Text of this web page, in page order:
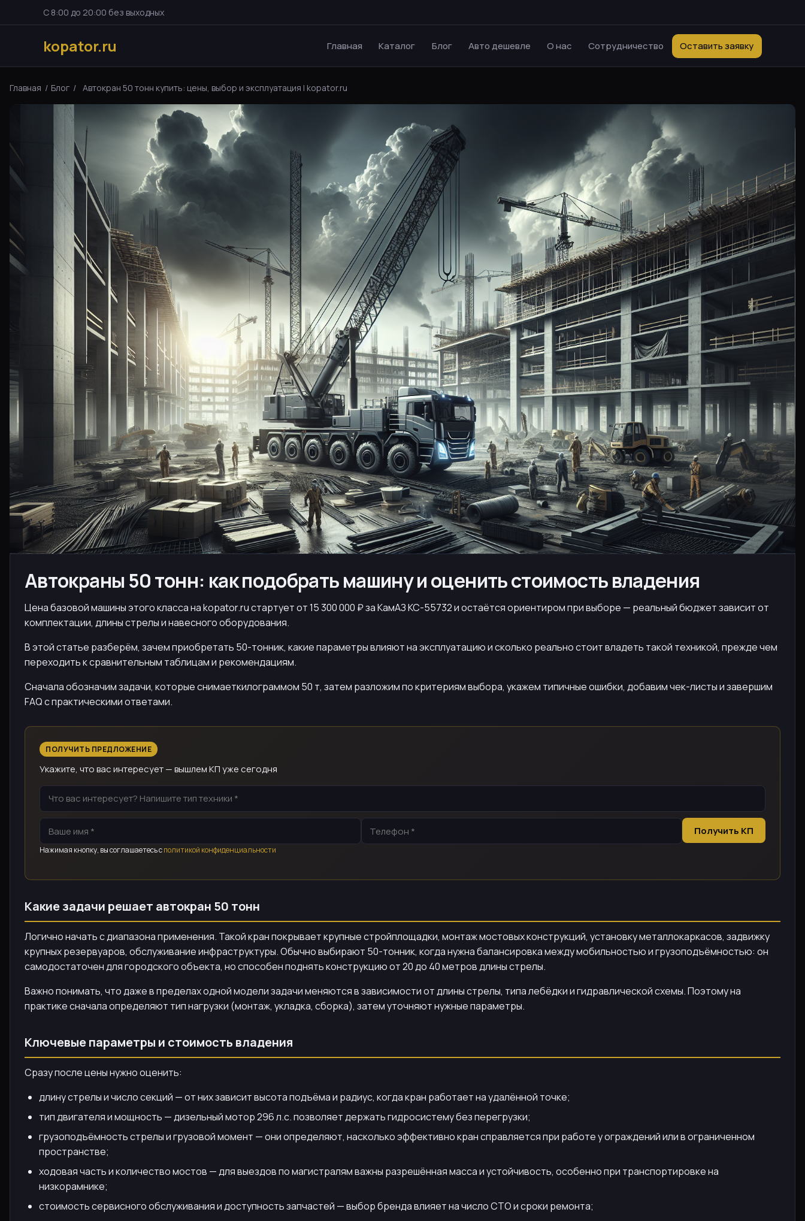
С 8:00 до 20:00 без выходных
kopator.ru Главная Каталог Блог Авто дешевле О нас Сотрудничество Оставить заявку
Главная / Блог / Автокран 50 тонн купить: цены, выбор и эксплуатация | kopator.ru
Автокраны 50 тонн: как подобрать машину и оценить стоимость владения
Цена базовой машины этого класса на kopator.ru стартует от 15 300 000 ₽ за КамАЗ КС-55732 и остаётся ориентиром при выборе — реальный бюджет зависит от
комплектации, длины стрелы и навесного оборудования.
В этой статье разберём, зачем приобретать 50-тонник, какие параметры влияют на эксплуатацию и сколько реально стоит владеть такой техникой, прежде чем
переходить к сравнительным таблицам и рекомендациям.
Сначала обозначим задачи, которые снимаеткилограммом 50 т, затем разложим по критериям выбора, укажем типичные ошибки, добавим чек-листы и завершим
FAQ с практическими ответами.
ПОЛУЧИТЬ ПРЕДЛОЖЕНИЕ
Укажите, что вас интересует — вышлем КП уже сегодня
Получить КП
Нажимая кнопку, вы соглашаетесь сполитикой конфиденциальности
Какие задачи решает автокран 50 тонн
Логично начать с диапазона применения. Такой кран покрывает крупные стройплощадки, монтаж мостовых конструкций, установку металлокаркасов, задвижку
крупных резервуаров, обслуживание инфраструктуры. Обычно выбирают 50-тонник, когда нужна балансировка между мобильностью и грузоподъёмностью: он
самодостаточен для городского объекта, но способен поднять конструкцию от 20 до 40 метров длины стрелы.
Важно понимать, что даже в пределах одной модели задачи меняются в зависимости от длины стрелы, типа лебёдки и гидравлической схемы. Поэтому на
практике сначала определяют тип нагрузки (монтаж, укладка, сборка), затем уточняют нужные параметры.
Ключевые параметры и стоимость владения
Сразу после цены нужно оценить:
длину стрелы и число секций — от них зависит высота подъёма и радиус, когда кран работает на удалённой точке;
тип двигателя и мощность — дизельный мотор 296 л.с. позволяет держать гидросистему без перегрузки;
грузоподъёмность стрелы и грузовой момент — они определяют, насколько эффективно кран справляется при работе у ограждений или в ограниченном
пространстве;
ходовая часть и количество мостов — для выездов по магистралям важны разрешённая масса и устойчивость, особенно при транспортировке на
низкорамнике;
стоимость сервисного обслуживания и доступность запчастей — выбор бренда влияет на число СТО и сроки ремонта;